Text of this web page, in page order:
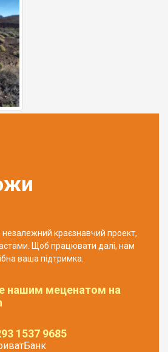
- незалежний краєзнавчий проект,
Щоб працювати далі, нам
ваша підтримка.
нашим меценатом на
1537 9685